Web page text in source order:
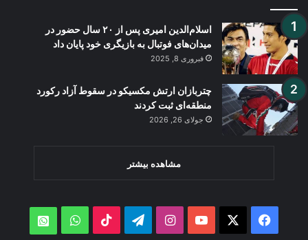
اسلام‌الدین امیری پس از ۲۰ سال حضور در
میدان‌های فوتبال به بازیگری خود پایان داد
فبروری 8, 2025
چتربازان ارتش مکسیکو در سقوط آزاد رکورد
منطقه‌ای ثبت کردند
جولای 26, 2026
مشاهده بیشتر
Facebook
YouTube
Instagram
Telegram
TikTok
WhatsApp